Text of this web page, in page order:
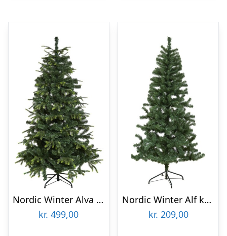
Nordic Winter Alva kunstigt juletræ, 170 x 116 cm
kr. 499,00
Nordic Winter Alf kunstigt juletræ, 140 x 74 cm
kr. 209,00